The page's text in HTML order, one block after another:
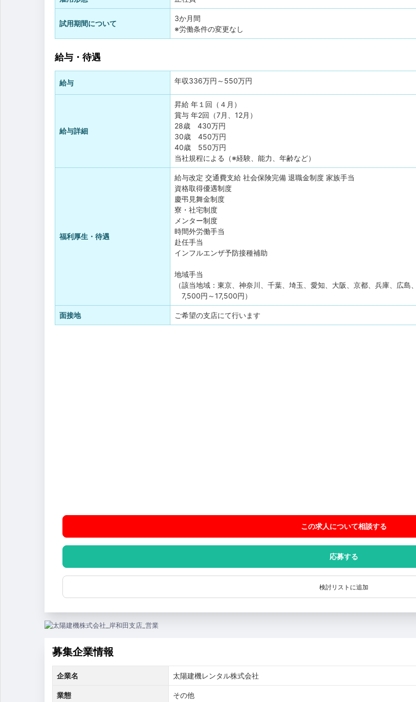
試用期間について
3か月間
※労働条件の変更なし
給与・待遇
給与 年収336万円 ～ 550万円
給与詳細
昇給 年１回（４月）
賞与 年2回（7月、12月）
28歳 430万円
30歳 450万円
40歳 550万円
当社規程による（※経験、能力、年齢など）
福利厚生・待遇
給与改定 交通費支給 社会保険完備 退職金制度 家族手当
資格取得優遇制度
慶弔見舞金制度
寮・社宅制度
メンター制度
時間外労働手当
赴任手当
インフルエンザ予防接種補助
地域手当
（該当地域：東京、神奈川、千葉、埼玉、愛知、大阪、京都、兵庫、広島
7,500円～17,500円）
面接地 ご希望の支店にて行います
この求人について相談する
応募する
検討リストに追加
募集企業情報
企業名 太陽建機レンタル株式会社
業態 その他